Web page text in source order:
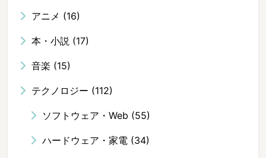
アニメ (16)
本・小説 (17)
音楽 (15)
テクノロジー (112)
ソフトウェア・Web (55)
ハードウェア・家電 (34)